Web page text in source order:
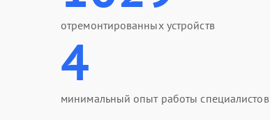
отремонтированных устройств
4
минимальный опыт работы специалистов